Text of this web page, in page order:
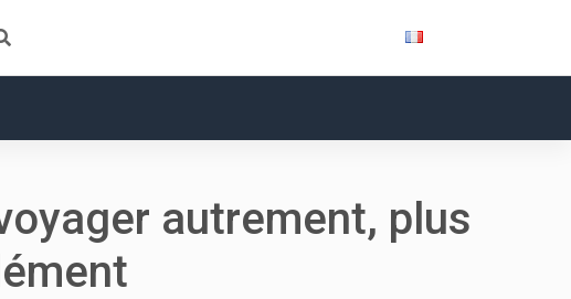
autrement, plus